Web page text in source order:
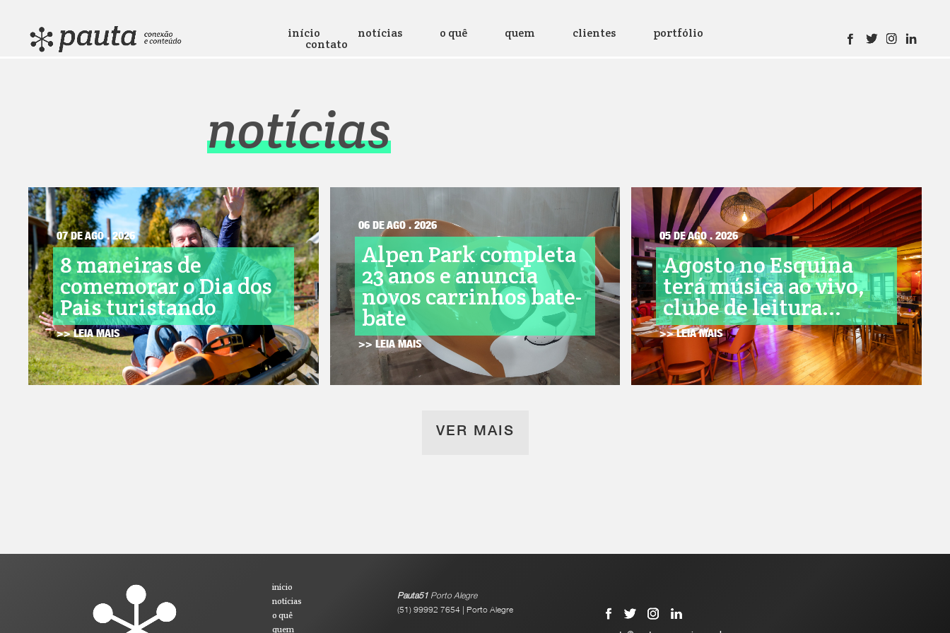
início notícias o quê quem clientes portfólio
contato
notícias
07 DE AGO . 2026
8 maneiras de
comemorar o Dia dos
Pais turistando
>> LEIA MAIS
06 DE AGO . 2026
Alpen Park completa
23 anos e anuncia
novos carrinhos bate-
bate
>> LEIA MAIS
05 DE AGO . 2026
Agosto no Esquina
terá música ao vivo,
clube de leitura...
>> LEIA MAIS
VER MAIS
início
notícias
o quê
quem
Pauta51Porto Alegre
(51) 99992 7654 | Porto Alegre